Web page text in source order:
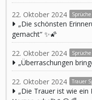
22. Oktober 2024
„Die schönsten
gemacht“ ✨🌠
22. Oktober 2024
„Überraschungen
22. Oktober 2024 Trauer
„Die Trauer ist wie ein